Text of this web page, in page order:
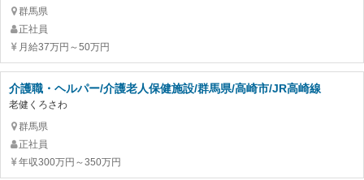
群馬県
正社員
月給37万円～50万円
介護職・ヘルパー/介護老人保健施設/群馬県/高崎市/JR高崎線
老健くろさわ
群馬県
正社員
年収300万円～350万円